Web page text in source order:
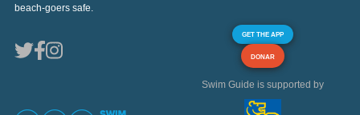
beach-goers safe.
GET THE APP
DONAR
Swim Guide is supported by